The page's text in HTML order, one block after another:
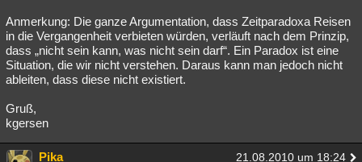
Anmerkung: Die ganze Argumentation, dass Zeitparadoxa Reisen
in die Vergangenheit verbieten würden, verläuft nach dem Prinzip,
dass „nicht sein kann, was nicht sein darf“. Ein Paradox ist eine
Situation, die wir nicht verstehen. Daraus kann man jedoch nicht
ableiten, dass diese nicht existiert.
Gruß,
kgersen
Pika 21.08.2010 um 18:24